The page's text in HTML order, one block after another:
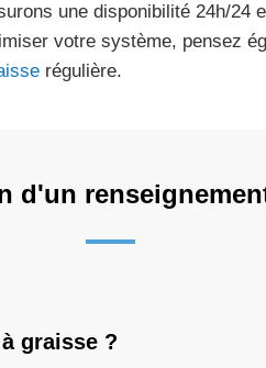
une disponibilité 24h/24
votre système, pensez
régulière.
d'un
graisse ?